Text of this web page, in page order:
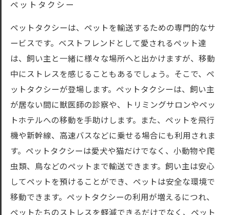
ペットタクシー
ペットタクシーは、ペットを輸送するための専門的なサ
ービスです。ベストフレンドとして愛されるペット達
は、飼い主と一緒に様々な場所へと出かけますが、移動
中にストレスを感じることもあるでしょう。そこで、ペ
ットタクシーが登場します。ペットタクシーは、飼い主
が居ない間に獣医師の診察や、トリミングサロンやペッ
トホテルへの移動を手助けします。また、ペットを飛行
機や新幹線、高速バスなどに乗せる場合にも利用されま
す。ペットタクシーは愛犬や猫だけでなく、小動物や爬
虫類、鳥などのペットまで輸送できます。飼い主は安心
してペットを預けることができ、ペットは安全な環境で
移動できます。ペットタクシーの利用が増えるにつれ、
ペットたちのストレスを軽減できるだけでなく、ペット